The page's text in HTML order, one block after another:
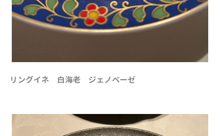
リングイネ 白海老 ジェノベーゼ